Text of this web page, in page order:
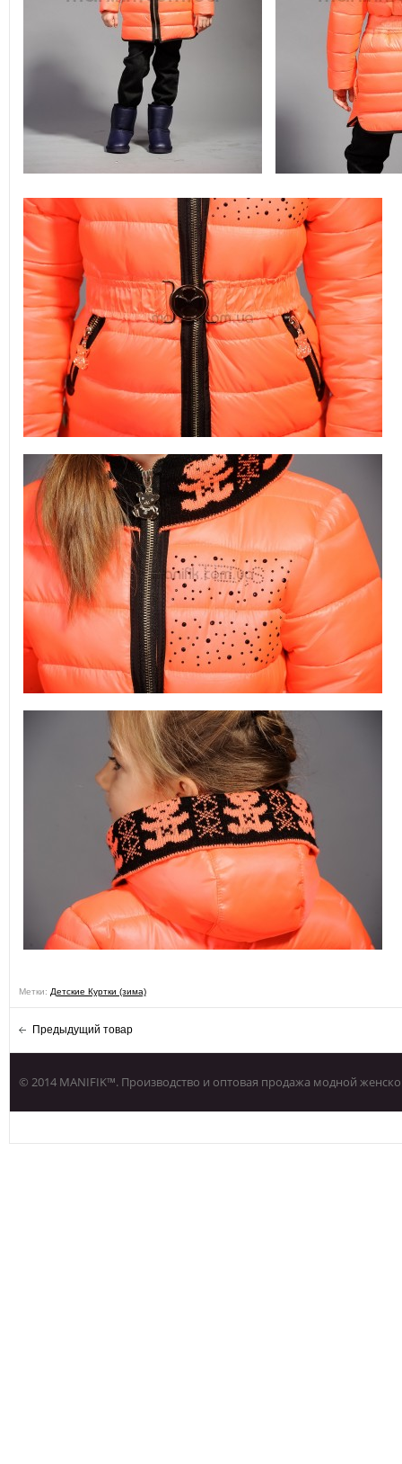
Метки: Детские Куртки (зима)
Предыдущий товар
© 2014 MANIFIK™. Производство и оптовая продажа модной